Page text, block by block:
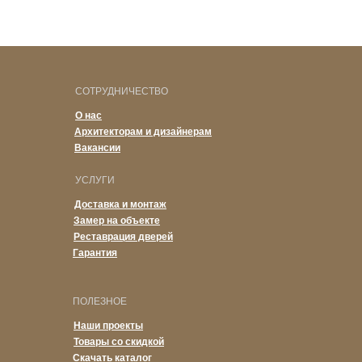
Гарантия
Реставрация дверей
Замер на объекте
Доставка и монтаж
УСЛУГИ
Вакансии
Архитекторам и дизайнерам
О нас
СОТРУДНИЧЕСТВО
Скачать каталог
Товары со скидкой
Наши проекты
ПОЛЕЗНОЕ